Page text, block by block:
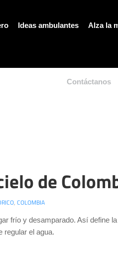
Ideas ambulantes Alza la
Contáctanos
de
, COLOMBIA
frío y desamparado. Así define
regular el agua.